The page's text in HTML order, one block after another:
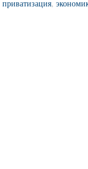
приватизация,